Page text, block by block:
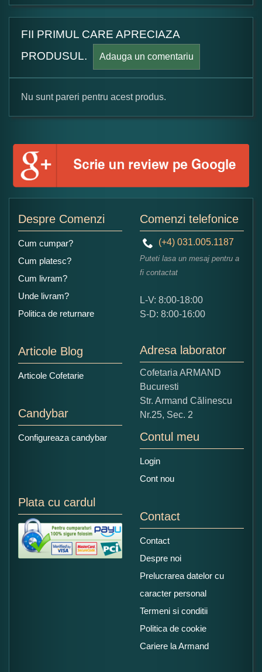
FII PRIMUL CARE APRECIAZA
PRODUSUL.
Adauga un comentariu
Formular pareri client
Numele dumneavoastra:
Ce nota acordati acestui produs?
5
Copiati alaturi numarul din imagine:
Nu sunt pareri pentru acest produs.
Despre Comenzi
Cum cumpar?
Cum platesc?
Cum livram?
Unde livram?
Politica de returnare
Articole Blog
Articole Cofetarie
Candybar
Configureaza candybar
Comenzi telefonice
(+4) 031.005.1187
Puteti lasa un mesaj pentru a
fi contactat
L-V: 8:00-18:00
S-D: 8:00-16:00
Adresa laborator
Cofetaria ARMAND
Bucuresti
Str. Armand Călinescu
Nr.25, Sec. 2
Contul meu
Login
Cont nou
Plata cu cardul
Contact
Contact
Despre noi
Prelucrarea datelor cu
caracter personal
Termeni si conditii
Politica de cookie
Cariere la Armand